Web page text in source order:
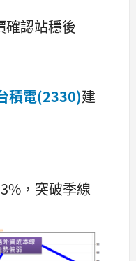
確認站穩後
積電(2330)建
，突破季線